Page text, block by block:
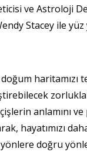
ve Astroloji
Stacey ile yüz
haritamızı
anlamını
hayatımızı
doğru